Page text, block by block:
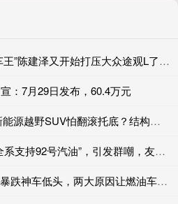
卓信宝配资线上 “东北卖车王”陈建泽又开始打压大众途观L了 花费1600万打包200
：7月29日发布，60.4万元
2023正规炒股配资 2026新能源越野SUV怕翻滚托底？结构安全才是真底气
炒股10倍杠杆 雷军一句“全系支持92号汽油”，引发群嘲，友商更怕的是另一句
股票配资有什么好处 豪车暴跌神车低头，两大原因让燃油车彻底不香了